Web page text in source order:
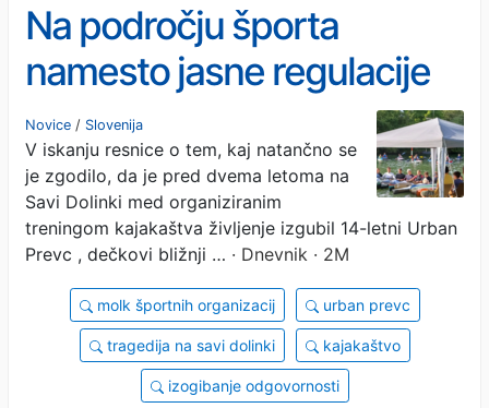
Na področju športa
namesto jasne regulacije
le mašenje pravne
praznine
Novice / Slovenija
V iskanju resnice o tem, kaj natančno se
je zgodilo, da je pred dvema letoma na
Savi Dolinki med organiziranim
treningom kajakaštva življenje izgubil 14-letni Urban
Prevc , dečkovi bližnji … · Dnevnik · 2M
molk športnih organizacij urban prevc
tragedija na savi dolinki kajakaštvo
izogibanje odgovornosti